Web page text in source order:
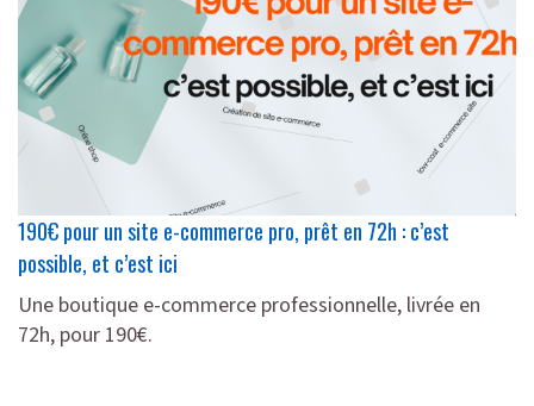
190€ pour un site e-commerce pro, prêt en 72h : c’est
possible, et c’est ici
Une boutique e-commerce professionnelle, livrée en
72h, pour 190€.